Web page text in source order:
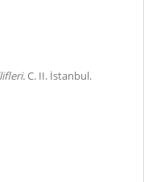
C. II. İstanbul.